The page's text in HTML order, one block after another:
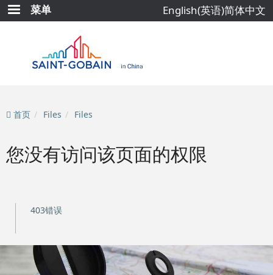
跳
转
菜单 English(英语)简体中文
首页 Files Files
您没有访问该页面的权限
403错误